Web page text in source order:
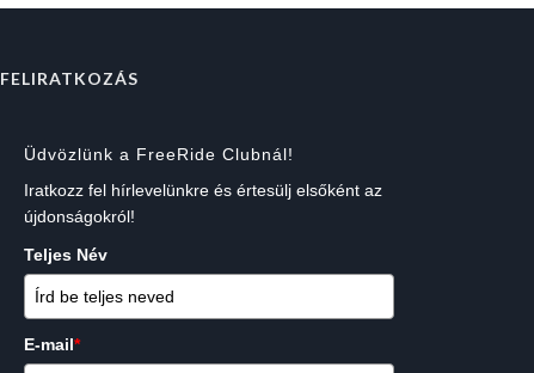
FELIRATKOZÁS
Üdvözlünk a FreeRide Clubnál!
Iratkozz fel hírlevelünkre és értesülj elsőként az
újdonságokról!
Teljes Név
E-mail*